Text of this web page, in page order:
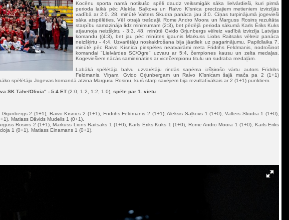
Kocēnu sporta namā notikušo spēli daudz veiksmīgāk sāka lielvārdieši, kuri pirmā
perioda laikā pēc Alekša Saļkova un Raivo Kīsnica precīzajiem metieniem izvirzījās
vadībā ar 2:0. 28. minūtē Valters Skudra panāca jau 3:0. Cīņas turpinājumā jogevieši
sāka atspēlēties. Vēl otrajā trešdaļā Rome Andro Moora un Marguss Rosins rezultāta
starpību samazināja līdz minimumam (2:3), bet pēdējā perioda sākumā Karls Ēriks Kuks
atjaunoja neizšķirtu - 3:3. 48. minūtē Gvido Grjunbergs vēlreiz vadībā izvirzīja Latvijas
komandu ((4:3), bet jau pēc minūtes igaunis Markuss Liobs Raitsaks vēlreiz panāca
neizšķirtu - 4:4. Uzvarētāju noskaidrošana bija jāatliek uz pagarinājumu. Papildlaika 7.
minūtē pēc Raivo Kīsnica piespēles neatvairāmi meta Frīdrihs Feldmanis, nodrošinot
komandai "Lielvārdes SC/Ogre" uzvaru ar 5:4, čempiones kausu un zelta medaļas.
Kogeviešiem nācās samierināties ar vicečempionu titulu un sudraba medaļām.
Labākā spēlētāja balvu uzvarētāju rindās saņēma izšķirošo vārtu autors Frīdrihs
Feldmanis. Viņam, Gvido Grjunbergam un Raivo Kīsnicam šajā mača pa 2 (1+1)
spēlētāju Jogevas komandā atzina Margusu Rosinu, kurš starp savējiem bija rezultatīvākais ar 2 (1+1) punktiem.
SK Tähe/Olivia" - 5:4 ET (2:0, 1:2, 1:2, 1:0), spēle par 1. vietu
2 (1+1), Raivo Kīsnics 2 (1+1), Frīdrihs Feldmanis 2 (1+1), Aleksis Saļkovs 1 (1+0), Valters Skudra 1 (1+0),
Matiass Dāvids Mudelis 1 (0+1).
Rosins 2 (1+1), Markuss Lions Raitsaks 1 (1+0), Karls Ēriks Kuks 1 (1+0), Rome Andro Moora 1 (1+0), Karls Eriks
1 (0+1), Matiass Einamans 1 (0+1).